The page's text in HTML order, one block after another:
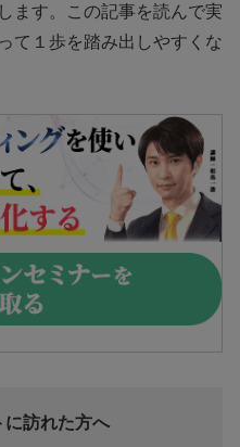
ます。この記事を読んで実
て１歩を踏み出しやすくな
に訪れた方へ